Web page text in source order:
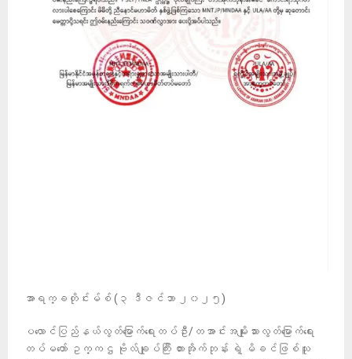
အာရက္ခတိုင်းမ်စ် (၃ ဒီဇင်ဘာ ၂၀၂၅)
ပလောင်ပြည်နယ်လွတ်မြောက်ရေးတပ်ဦး/တအာင်းအမျိုးသားလွတ်မြောက်ရေး
တပ်မတော် ဥက္ကဌ ဗိုလ်ချုပ်ကြီး တားအိုက်ဘုန်း ရဲ့ မိခင်ဖြစ်သူ